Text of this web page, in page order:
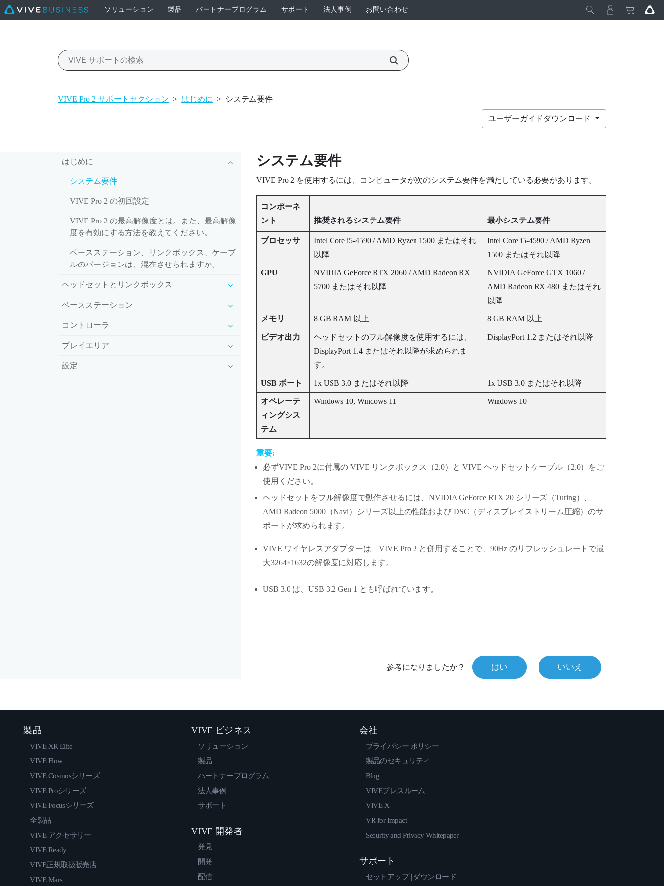
ソリューション 製品 パートナープログラム サポート 法人事例 お問い合わせ
VIVE Pro 2 サポートセクション > はじめに > システム要件
ユーザーガイドダウンロード
はじめに
システム要件
VIVE Pro 2 の初回設定
VIVE Pro 2 の最高解像度とは。また、最高解像
度を有効にする方法を教えてください。
ベースステーション、リンクボックス、ケーブ
ルのバージョンは、混在させられますか。
ヘッドセットとリンクボックス
ベースステーション
コントローラ
プレイエリア
設定
システム要件
VIVE Pro 2 を使用するには、コンピュータが次のシステム要件を満たしている必要があります。
コンポーネ
ント
推奨されるシステム要件 最小システム要件
プロセッサ Intel Corei5-4590 /AMD Ryzen 1500 またはそれ
以降
Intel Corei5-4590 /AMD Ryzen
1500 またはそれ以降
GPU NVIDIA GeForceRTX 2060 /AMD Radeon RX
5700 またはそれ以降
NVIDIA GeForceGTX 1060 /
AMD Radeon RX 480 またはそれ
以降
メモリ 8 GB RAM 以上 8 GB RAM 以上
ビデオ出力
ヘッドセットのフル解像度を使用するには、
DisplayPort1.4 またはそれ以降が求められま
す。
DisplayPort1.2 またはそれ以降
USB ポート 1x USB 3.0 またはそれ以降 1x USB 3.0 またはそれ以降
オペレーテ
ィングシス
テム
Windows10, Windows11 Windows10
重要:
必ずVIVE Pro 2に付属の VIVE リンクボックス（2.0） と VIVE ヘッドセットケーブル（2.0）
をご
使用ください。
ヘッドセットをフル解像度で動作させるには、 NVIDIA GeForceRTX 20 シリーズ（Turing）、
AMD Radeon 5000（Navi）シリーズ以上の性能および DSC（ディスプレイストリーム圧縮）のサ
ポートが求められます。
VIVE ワイヤレスアダプターは、 VIVE Pro 2 と併用することで、90Hz のリフレッシュレートで最
大3264×1632の解像度に対応します。
USB 3.0 は、USB 3.2 Gen 1 とも呼ばれています。
参考になりましたか？ はい いいえ
製品
VIVE XR Elite
VIVE Flow
VIVE Cosmosシリーズ
VIVE Proシリーズ
VIVE Focusシリーズ
全製品
VIVE アクセサリー
VIVE Ready
VIVE正規取扱販売店
VIVE Mars
VIVE ビジネス
ソリューション
製品
パートナープログラム
法人事例
サポート
VIVE 開発者
発見
開発
配信
会社
プライバシー ポリシー
製品のセキュリティ
Blog
VIVEプレスルーム
VIVE X
VR for Impact
Security and Privacy Whitepaper
サポート
セットアップ | ダウンロード